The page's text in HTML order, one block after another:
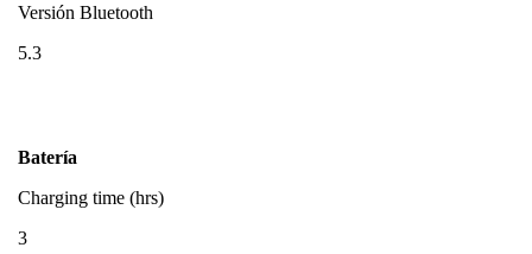
Versión Bluetooth
5.3
Batería
Charging time (hrs)
3